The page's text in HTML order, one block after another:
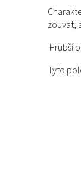
zouvat,
Hrubší
Tyto